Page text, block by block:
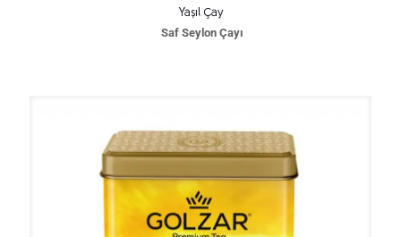
Yaşıl Çay
Saf Seylon Çayı